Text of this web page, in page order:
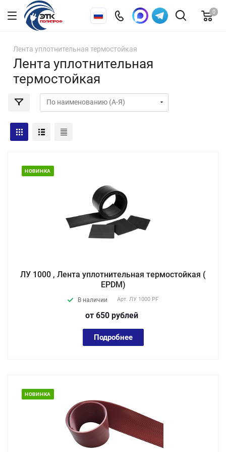
0
Лента уплотнительная термостойкая
Лента уплотнительная
термостойкая
НОВИНКА
ЛУ 1000 , Лента уплотнительная термостойкая (
EPDM)
В наличии Арт. ЛУ 1000 PF
от 650 рублей
Подробнее
НОВИНКА